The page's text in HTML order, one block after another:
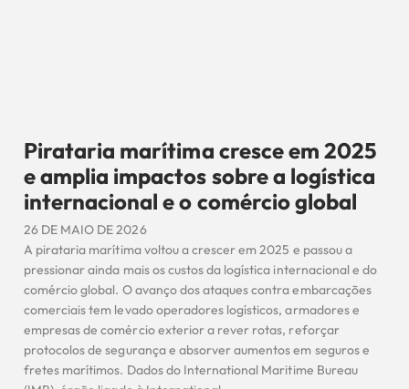
Pirataria marítima cresce em 2025
e amplia impactos sobre a logística
internacional e o comércio global
26 DE MAIO DE 2026
A pirataria marítima voltou a crescer em 2025 e passou a
pressionar ainda mais os custos da logística internacional e do
comércio global. O avanço dos ataques contra embarcações
comerciais tem levado operadores logísticos, armadores e
empresas de comércio exterior a rever rotas, reforçar
protocolos de segurança e absorver aumentos em seguros e
fretes marítimos. Dados do International Maritime Bureau